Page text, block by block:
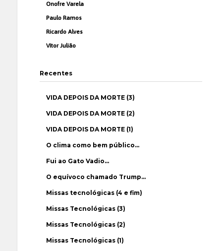
Onofre Varela
Paulo Ramos
Ricardo Alves
Vítor Julião
Recentes
VIDA DEPOIS DA MORTE (3)
VIDA DEPOIS DA MORTE (2)
VIDA DEPOIS DA MORTE (1)
O clima como bem público…
Fui ao Gato Vadio…
O equívoco chamado Trump…
Missas tecnológicas (4 e fim)
Missas Tecnológicas (3)
Missas Tecnológicas (2)
Missas Tecnológicas (1)